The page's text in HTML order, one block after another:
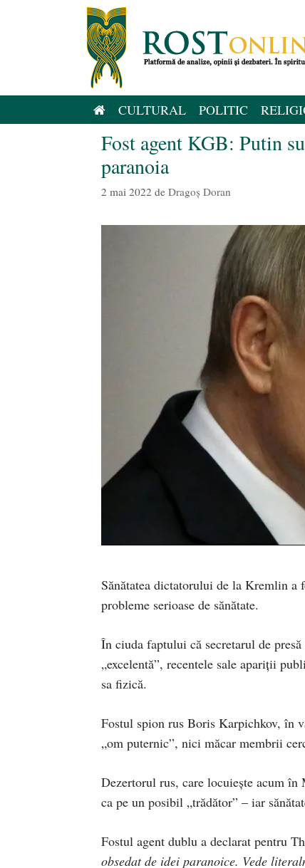
CULTURAL POLITIC
Fost agent KGB: Putin
paranoia
2 mai 2022 de Dragoș Doran
Sănătatea dictatorului de la Kremlin a
probleme serioase de sănătate.
În ciuda faptului că secretarul de
„excelentă”, recentele sale apariții
sa fizică.
Fostul spion rus Boris Karpichkov, în
„om puternic”, nici măcar membrii
Dezertorul rus, care locuiește acum în
ca pe un posibil „trădător” – iar
Fostul agent dublu a declarat pentru
obsedat de idei paranoice. Vede